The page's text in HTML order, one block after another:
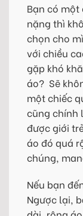
Bạn có
nặng thì
chọn cho
với chiều
gặp khó
áo? Sẽ
một chiếc
cũng chính
được giới
áo đó quá
chúng,
Nếu bạn
Ngược lại,